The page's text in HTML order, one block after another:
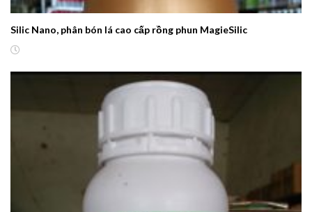
Silic Nano, phân bón lá cao cấp rồng phun MagieSilic